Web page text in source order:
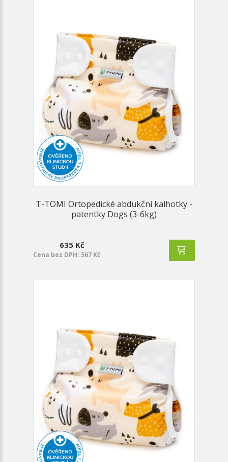
T-TOMI Ortopedické abdukční kalhotky -
patentky Dogs (3-6kg)
635 Kč
Cena bez DPH: 567 Kč